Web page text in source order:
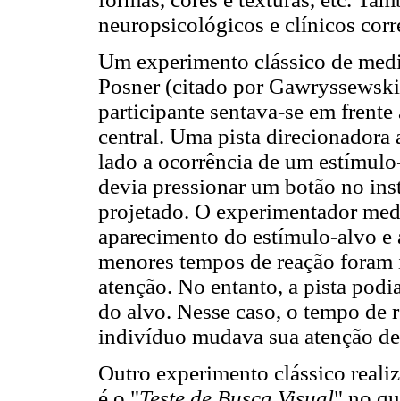
neuropsicológicos e clínicos
Um experimento clássico de
Posner (citado por
participante sentava-se em
central. Uma pista
lado a ocorrência de um
devia pressionar um botão no
projetado. O experimentador
aparecimento do estímulo-alvo e
menores tempos de reação
atenção. No entanto, a pista
do alvo. Nesse caso, o tempo de
indivíduo mudava sua atenção
Outro experimento clássico